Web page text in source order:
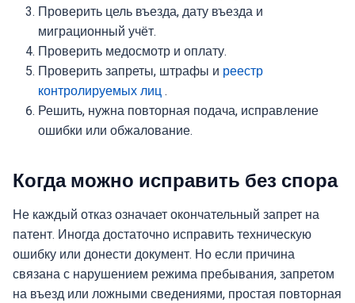
Проверить цель въезда, дату въезда и
миграционный учёт.
Проверить медосмотр и оплату.
Проверить запреты, штрафы и реестр
контролируемых лиц .
Решить, нужна повторная подача, исправление
ошибки или обжалование.
Когда можно исправить без спора
Не каждый отказ означает окончательный запрет на
патент. Иногда достаточно исправить техническую
ошибку или донести документ. Но если причина
связана с нарушением режима пребывания, запретом
на въезд или ложными сведениями, простая повторная